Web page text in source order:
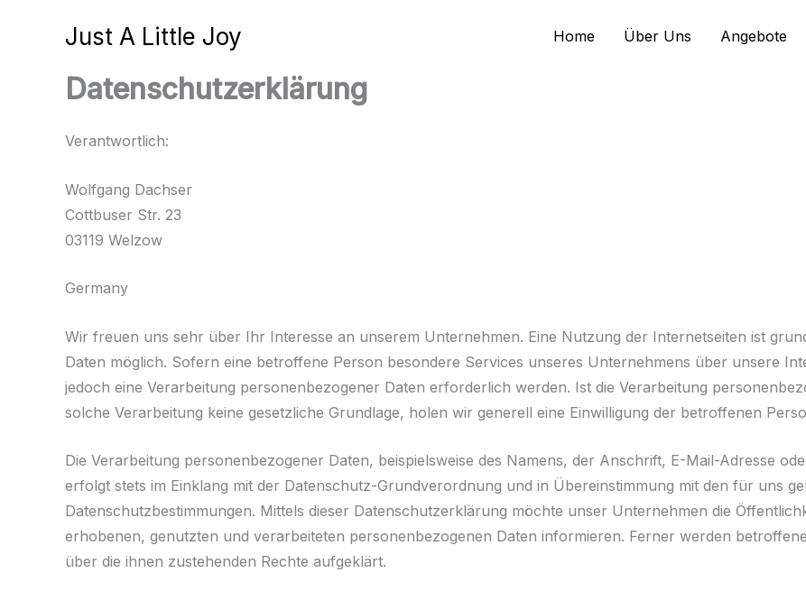
Just A Little Joy Home Über Uns Angebote
Datenschutzerklärung
Verantwortlich:
Wolfgang Dachser
Cottbuser Str. 23
03119 Welzow
Germany
Wir freuen uns sehr über Ihr Interesse an unserem Unternehmen. Eine Nutzung der Internetseiten ist
Daten möglich. Sofern eine betroffene Person besondere Services unseres Unternehmens über unsere
jedoch eine Verarbeitung personenbezogener Daten erforderlich werden. Ist die Verarbeitung
solche Verarbeitung keine gesetzliche Grundlage, holen wir generell eine Einwilligung der betroffenen
Die Verarbeitung personenbezogener Daten, beispielsweise des Namens, der Anschrift, E-Mail-Adresse
erfolgt stets im Einklang mit der Datenschutz-Grundverordnung und in Übereinstimmung mit den für uns
Datenschutzbestimmungen. Mittels dieser Datenschutzerklärung möchte unser Unternehmen die
erhobenen, genutzten und verarbeiteten personenbezogenen Daten informieren. Ferner werden
über die ihnen zustehenden Rechte aufgeklärt.